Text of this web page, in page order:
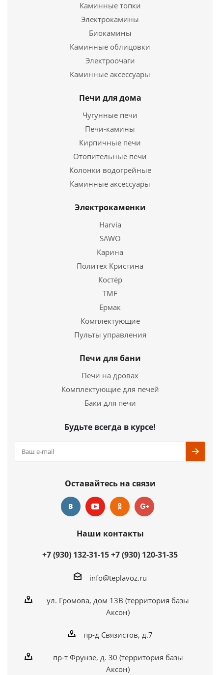
Отопительная печь Ермак-Термо 100-С
22 000руб.
Подробнее
Купить в 1 клик
33 550руб.
Подробнее
Купить в 1 клик
Каминные топки
Электрокамины
Биокамины
Каминные облицовки
Электроочаги
Каминные аксессуары
Печи для дома
Чугунные печи
Печи-камины
Кирпичные печи
Отопительные печи
Колонки водогрейные
Каминные аксессуары
Электрокаменки
Harvia
SAWO
Карина
Политех Кристина
Костёр
TMF
Ермак
Комплектующие
Пульты управления
Печи для бани
Печи на дровах
Комплектующие для печей
Баки для печи
Будьте всегда в курсе!
Оставайтесь на связи
Наши контакты
+7 (930) 132-31-15+7 (930) 120-31-35
info@teplavoz.ru
ул. Громова, дом 13В (территория базы
Аксон)
пр-д Связистов, д.7
пр-т Фрунзе, д. 30 (территория базы
Аксон)